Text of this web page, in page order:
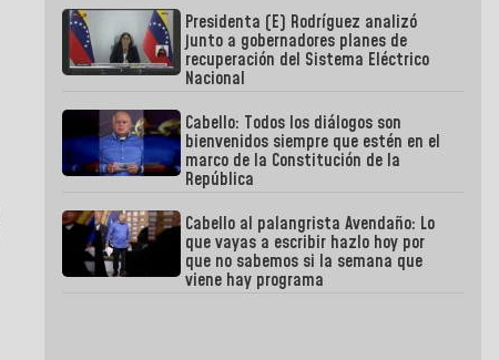
Presidenta (E) Rodríguez analizó
junto a gobernadores planes de
recuperación del Sistema Eléctrico
Nacional
Cabello: Todos los diálogos son
bienvenidos siempre que estén en el
marco de la Constitución de la
República
Cabello al palangrista Avendaño: Lo
que vayas a escribir hazlo hoy por
que no sabemos si la semana que
viene hay programa